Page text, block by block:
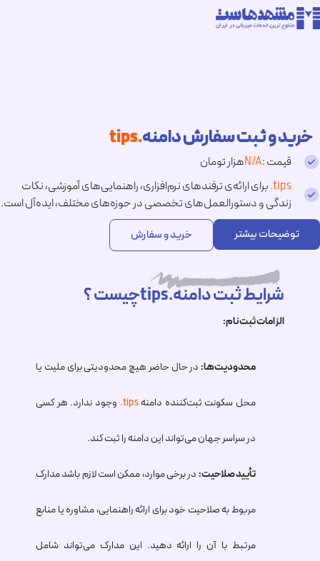
خرید و ثبت سفارش دامنه.tips
قیمت :N/Aهزار تومان
.tipsبرای ارائه‌ی ترفندهای نرم‌افزاری، راهنمایی‌های آموزشی، نکات
زندگی و دستورالعمل‌های تخصصی در حوزه‌های مختلف، ایده‌آل است.
توضیحات بیشتر خرید و سفارش
شرایط ثبت دامنه.tipsچیست ؟
الزامات ثبت‌نام:
محدودیت‌ها: در حال حاضر هیچ محدودیتی برای ملیت یا
محل سکونت ثبت‌کننده دامنه.tips وجود ندارد. هر کسی
در سراسر جهان می‌تواند این دامنه را ثبت کند.
تأیید صلاحیت: در برخی موارد، ممکن است لازم باشد مدارک
مربوط به صلاحیت خود برای ارائه راهنمایی، مشاوره یا منابع
مرتبط با آن را ارائه دهید. این مدارک می‌تواند شامل